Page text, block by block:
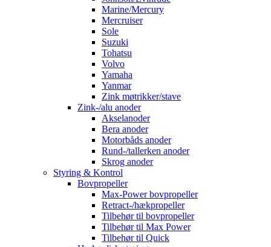
Marine/Mercury
Mercruiser
Sole
Suzuki
Tohatsu
Volvo
Yamaha
Yanmar
Zink møtrikker/stave
Zink-/alu anoder
Akselanoder
Bera anoder
Motorbåds anoder
Rund-/tallerken anoder
Skrog anoder
Styring & Kontrol
Bovpropeller
Max-Power bovpropeller
Retract-/hækpropeller
Tilbehør til bovpropeller
Tilbehør til Max Power
Tilbehør til Quick